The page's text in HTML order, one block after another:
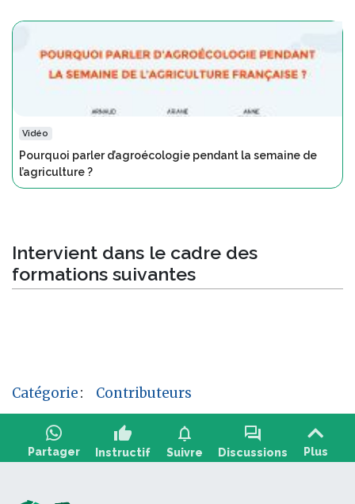
Vidéo
Pourquoi parler d’agroécologie pendant la semaine de
l’agriculture ?
Intervient dans le cadre des
formations suivantes
Catégorie: Contributeurs
Partager
thumb_up
Instructif
notifications
Suivre
forum
Discussions Plus